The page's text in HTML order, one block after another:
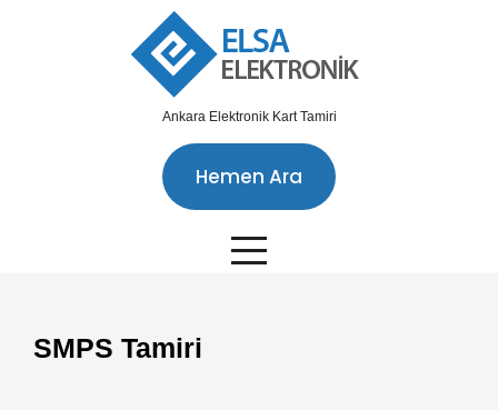
Ankara Elektronik Kart Tamiri
Hemen Ara
SMPS Tamiri